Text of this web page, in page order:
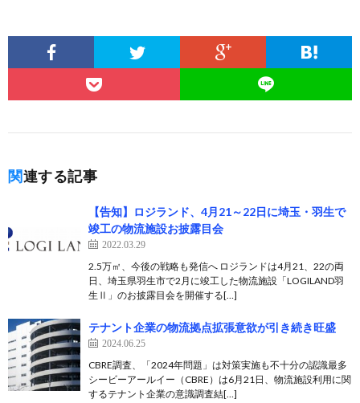
関連する記事
【告知】ロジランド、4月21～22日に埼玉・羽生で
竣工の物流施設お披露目会
2022.03.29
2.5万㎡、今後の戦略も発信へ ロジランドは4月21、22の両
日、埼玉県羽生市で2月に竣工した物流施設「LOGILAND羽
生Ⅱ」のお披露目会を開催する[…]
テナント企業の物流拠点拡張意欲が引き続き旺盛
2024.06.25
CBRE調査、「2024年問題」は対策実施も不十分の認識最多
シービーアールイー（CBRE）は6月21日、物流施設利用に関
するテナント企業の意識調査結[…]